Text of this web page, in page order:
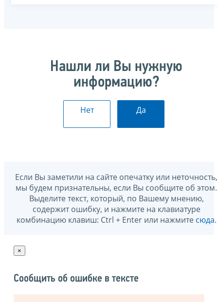
Нашли ли Вы нужную
информацию?
Нет Да
Если Вы заметили на сайте опечатку или неточность,
мы будем признательны, если Вы сообщите об этом.
Выделите текст, который, по Вашему мнению,
содержит ошибку, и нажмите на клавиатуре
комбинацию клавиш: Ctrl + Enter или нажмите сюда.
×
Сообщить об ошибке в тексте